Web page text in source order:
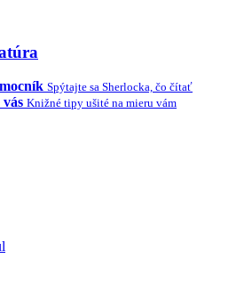
Spýtajte sa Sherlocka, čo čítať
Knižné tipy ušité na mieru vám